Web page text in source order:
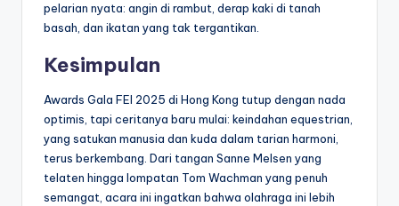
pelarian nyata: angin di rambut, derap kaki di tanah
basah, dan ikatan yang tak tergantikan.
Kesimpulan
Awards Gala FEI 2025 di Hong Kong tutup dengan nada
optimis, tapi ceritanya baru mulai: keindahan equestrian,
yang satukan manusia dan kuda dalam tarian harmoni,
terus berkembang. Dari tangan Sanne Melsen yang
telaten hingga lompatan Tom Wachman yang penuh
semangat, acara ini ingatkan bahwa olahraga ini lebih